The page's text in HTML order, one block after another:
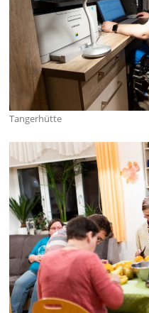
Tangerhütte